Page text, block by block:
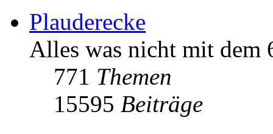
Plauderecke
Alles was nicht mit dem
771 Themen
15595 Beiträge